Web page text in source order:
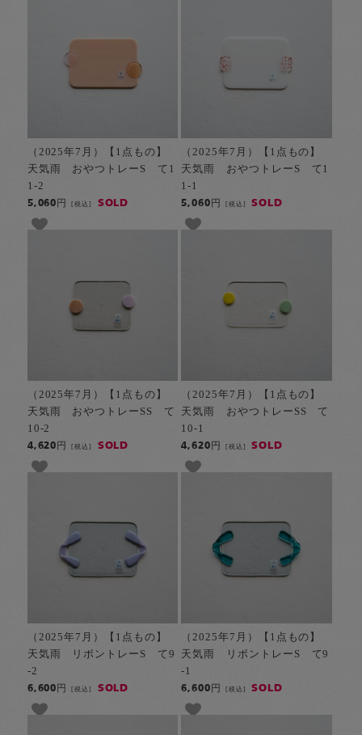
（2025年7月）【1点もの】
天気雨 おやつトレーS て1
1-2
5,060円[税込] SOLD
（2025年7月）【1点もの】
天気雨 おやつトレーS て1
1-1
5,060円 [税込] SOLD
（2025年7月）【1点もの】
天気雨 おやつトレーSS て
10-2
4,620円[税込] SOLD
（2025年7月）【1点もの】
天気雨 おやつトレーSS て
10-1
4,620円 [税込] SOLD
（2025年7月）【1点もの】
天気雨 リボントレーS て9
-2
6,600円[税込] SOLD
（2025年7月）【1点もの】
天気雨 リボントレーS て9
-1
6,600円 [税込] SOLD